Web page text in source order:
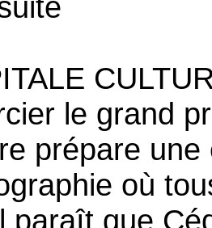
le grand
prépare
où
paraît que